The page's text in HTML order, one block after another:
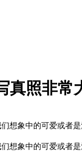
真照非常
想象中的可爱或者
想象中的可爱或者